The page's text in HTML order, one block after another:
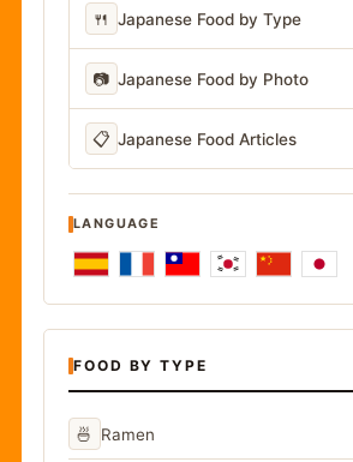
🍴 Japanese Food by Type
📷 Japanese Food by Photo
📋 Japanese Food Articles
LANGUAGE
FOOD BY TYPE
🍜 Ramen